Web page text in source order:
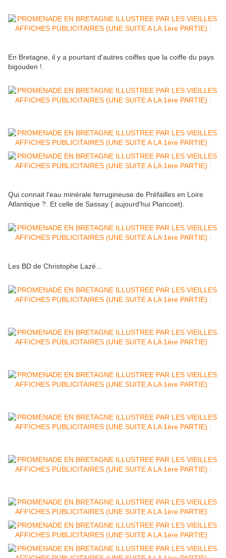
En Bretagne, il y a pourtant d'autres coiffes que la coiffe du pays
bigouden !.
Qui connait l'eau minérale ferrugineuse de Préfailles en Loire
Atlantique ?. Et celle de Sassay ( aujourd'hui Plancoet).
Les BD de Christophe Lazé...